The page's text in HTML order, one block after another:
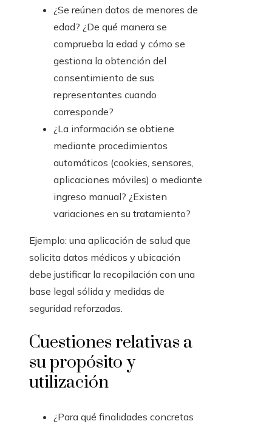
¿Se reúnen datos de menores de
edad? ¿De qué manera se
comprueba la edad y cómo se
gestiona la obtención del
consentimiento de sus
representantes cuando
corresponde?
¿La información se obtiene
mediante procedimientos
automáticos (cookies, sensores,
aplicaciones móviles) o mediante
ingreso manual? ¿Existen
variaciones en su tratamiento?
Ejemplo: una aplicación de salud que
solicita datos médicos y ubicación
debe justificar la recopilación con una
base legal sólida y medidas de
seguridad reforzadas.
Cuestiones relativas a
su propósito y
utilización
¿Para qué finalidades concretas